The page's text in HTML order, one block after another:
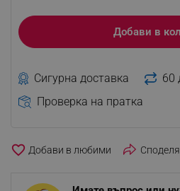
Добави в
Сигурна доставка
60
Проверка на пратка
favorite_border